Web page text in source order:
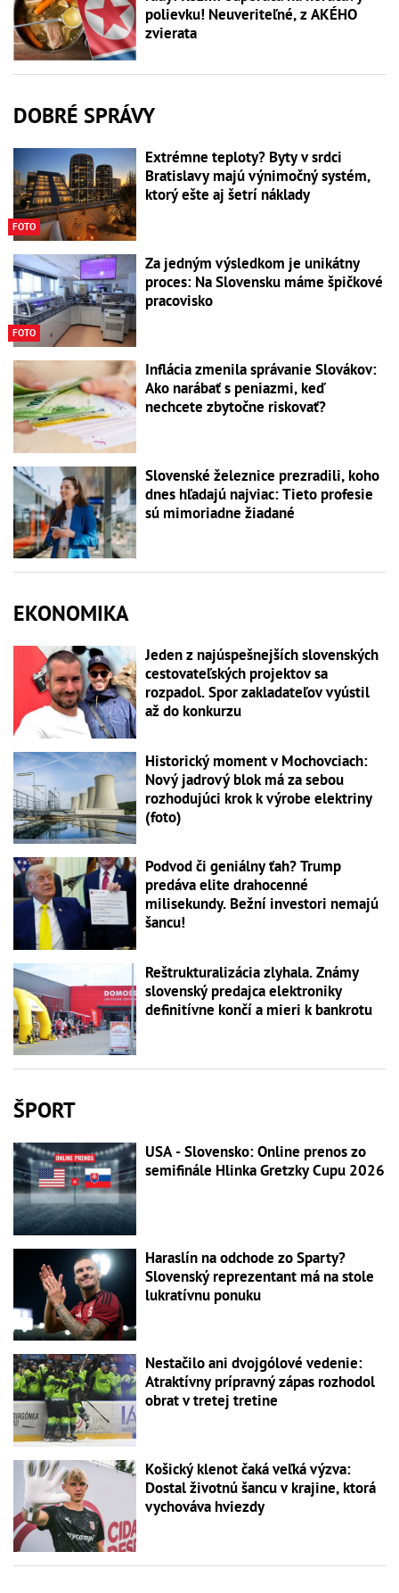
polievku! Neuveriteľné, z AKÉHO
zvierata
DOBRÉ SPRÁVY
FOTO
Extrémne teploty? Byty v srdci
Bratislavy majú výnimočný systém,
ktorý ešte aj šetrí náklady
FOTO
Za jedným výsledkom je unikátny
proces: Na Slovensku máme špičkové
pracovisko
Inflácia zmenila správanie Slovákov:
Ako narábať s peniazmi, keď
nechcete zbytočne riskovať?
Slovenské železnice prezradili, koho
dnes hľadajú najviac: Tieto profesie
sú mimoriadne žiadané
EKONOMIKA
Jeden z najúspešnejších slovenských
cestovateľských projektov sa
rozpadol. Spor zakladateľov vyústil
až do konkurzu
Historický moment v Mochovciach:
Nový jadrový blok má za sebou
rozhodujúci krok k výrobe elektriny
(foto)
Podvod či geniálny ťah? Trump
predáva elite drahocenné
milisekundy. Bežní investori nemajú
šancu!
Reštrukturalizácia zlyhala. Známy
slovenský predajca elektroniky
definitívne končí a mieri k bankrotu
ŠPORT
USA - Slovensko: Online prenos zo
semifinále Hlinka Gretzky Cupu 2026
Haraslín na odchode zo Sparty?
Slovenský reprezentant má na stole
lukratívnu ponuku
Nestačilo ani dvojgólové vedenie:
Atraktívny prípravný zápas rozhodol
obrat v tretej tretine
Košický klenot čaká veľká výzva:
Dostal životnú šancu v krajine, ktorá
vychováva hviezdy